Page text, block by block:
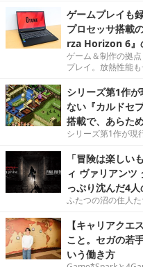
ゲームプレイも
プロセッサ搭載
rza Horizon 6』
ゲーム＆制作の拠
プレイ。放熱性能
シリーズ第1作
ない『カルドセ
搭載で、あらた
シリーズ第1作が現
「冒険は楽しい
ィ ヴァリアンツ
っぷり沈んだ4人
ふたつの沼の住人た
【キャリアクエ
こと。セガの若
いう働き方